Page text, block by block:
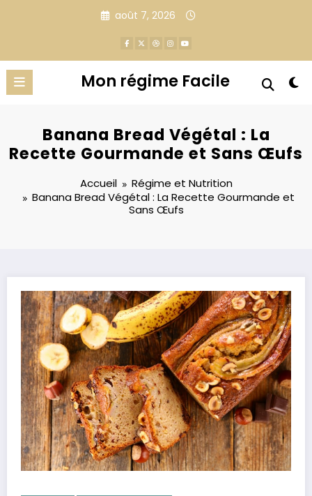
août 7, 2026
Mon régime Facile
Banana Bread Végétal : La
Recette Gourmande et Sans Œufs
Accueil
Régime et Nutrition
Banana Bread Végétal : La Recette Gourmande et
Sans Œufs